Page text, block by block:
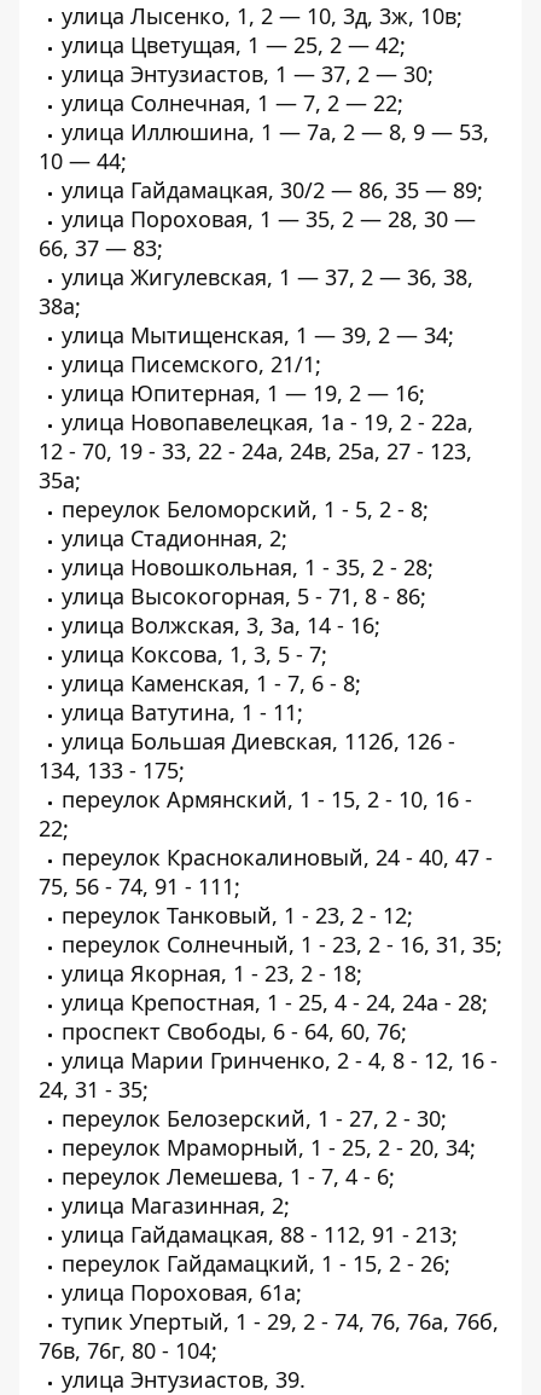
улица Лысенко, 1, 2 — 10, 3д, 3ж, 10в;
улица Цветущая, 1 — 25, 2 — 42;
улица Энтузиастов, 1 — 37, 2 — 30;
улица Солнечная, 1 — 7, 2 — 22;
улица Иллюшина, 1 — 7а, 2 — 8, 9 — 53,
10 — 44;
улица Гайдамацкая, 30/2 — 86, 35 — 89;
улица Пороховая, 1 — 35, 2 — 28, 30 —
66, 37 — 83;
улица Жигулевская, 1 — 37, 2 — 36, 38,
38а;
улица Мытищенская, 1 — 39, 2 — 34;
улица Писемского, 21/1;
улица Юпитерная, 1 — 19, 2 — 16;
улица Новопавелецкая, 1а - 19, 2 - 22а,
12 - 70, 19 - 33, 22 - 24а, 24в, 25а, 27 - 123,
35а;
переулок Беломорский, 1 - 5, 2 - 8;
улица Стадионная, 2;
улица Новошкольная, 1 - 35, 2 - 28;
улица Высокогорная, 5 - 71, 8 - 86;
улица Волжская, 3, 3а, 14 - 16;
улица Коксова, 1, 3, 5 - 7;
улица Каменская, 1 - 7, 6 - 8;
улица Ватутина, 1 - 11;
улица Большая Диевская, 112б, 126 -
134, 133 - 175;
переулок Армянский, 1 - 15, 2 - 10, 16 -
22;
переулок Краснокалиновый, 24 - 40, 47 -
75, 56 - 74, 91 - 111;
переулок Танковый, 1 - 23, 2 - 12;
переулок Солнечный, 1 - 23, 2 - 16, 31, 35;
улица Якорная, 1 - 23, 2 - 18;
улица Крепостная, 1 - 25, 4 - 24, 24а - 28;
проспект Свободы, 6 - 64, 60, 76;
улица Марии Гринченко, 2 - 4, 8 - 12, 16 -
24, 31 - 35;
переулок Белозерский, 1 - 27, 2 - 30;
переулок Мраморный, 1 - 25, 2 - 20, 34;
переулок Лемешева, 1 - 7, 4 - 6;
улица Магазинная, 2;
улица Гайдамацкая, 88 - 112, 91 - 213;
переулок Гайдамацкий, 1 - 15, 2 - 26;
улица Пороховая, 61а;
тупик Упертый, 1 - 29, 2 - 74, 76, 76а, 76б,
76в, 76г, 80 - 104;
улица Энтузиастов, 39.